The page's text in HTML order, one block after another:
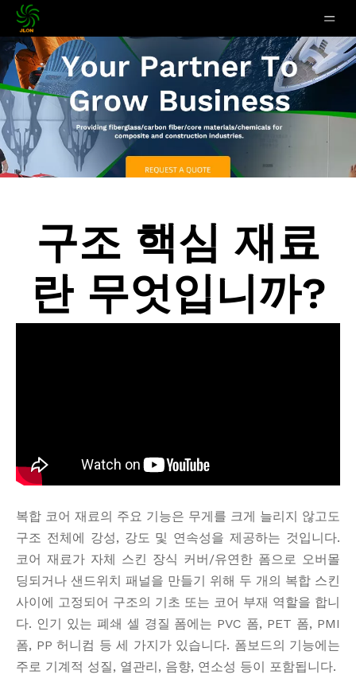
구조 핵심 재료
란 무엇입니까?
복합 코어 재료의 주요 기능은 무게를 크게 늘리지 않고도
구조 전체에 강성, 강도 및 연속성을 제공하는 것입니다.
코어 재료가 자체 스킨 장식 커버/유연한 폼으로 오버몰
딩되거나 샌드위치 패널을 만들기 위해 두 개의 복합 스킨
사이에 고정되어 구조의 기초 또는 코어 부재 역할을 합니
다. 인기 있는 폐쇄 셀 경질 폼에는 PVC 폼, PET 폼, PMI
폼, PP 허니컴 등 세 가지가 있습니다. 폼보드의 기능에는
주로 기계적 성질, 열관리, 음향, 연소성 등이 포함됩니다.